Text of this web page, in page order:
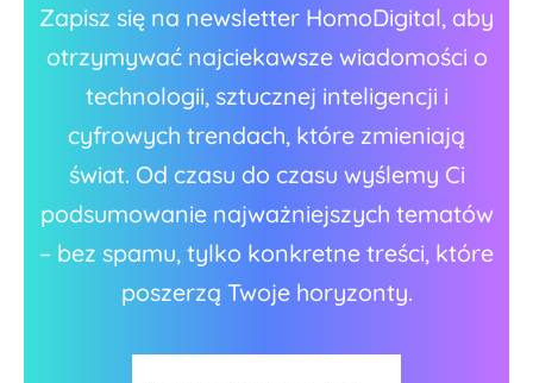
Zapisz się na newsletter HomoDigital, aby
otrzymywać najciekawsze wiadomości o
technologii, sztucznej inteligencji i
cyfrowych trendach, które zmieniają
świat. Od czasu do czasu wyślemy Ci
podsumowanie najważniejszych tematów
– bez spamu, tylko konkretne treści, które
poszerzą Twoje horyzonty.